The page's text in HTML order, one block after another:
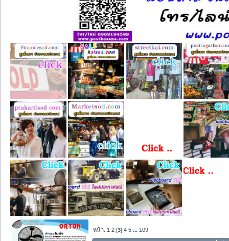
หน้า: 1 2 [3]4 5 ... 109